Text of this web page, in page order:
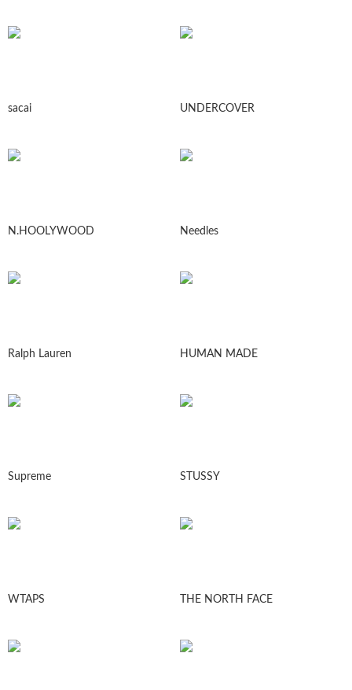
sacai UNDERCOVER
N.HOOLYWOOD Needles
Ralph Lauren HUMAN MADE
Supreme STUSSY
WTAPS THE NORTH FACE